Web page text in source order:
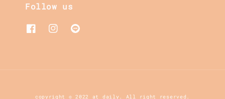
Follow us
copyright © 2022 at daily. All right reserved.